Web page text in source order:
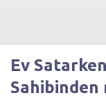
Ev
Sahibinden